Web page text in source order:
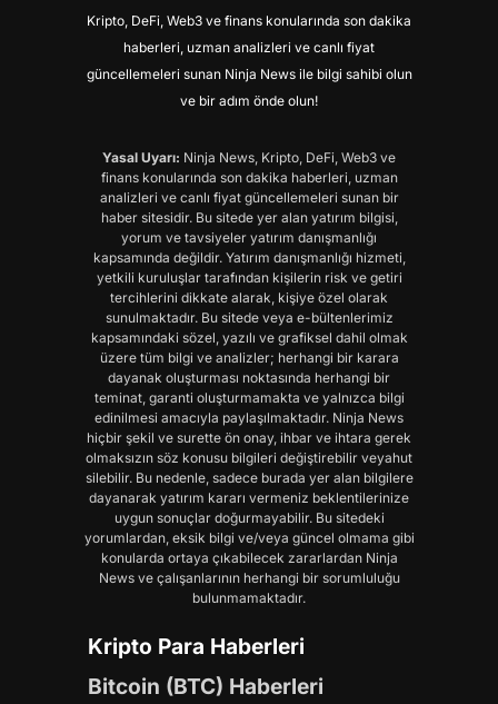
Kripto, DeFi, Web3 ve finans konularında son dakika
haberleri, uzman analizleri ve canlı fiyat
güncellemeleri sunan Ninja News ile bilgi sahibi olun
ve bir adım önde olun!
Yasal Uyarı: Ninja News, Kripto, DeFi, Web3 ve
finans konularında son dakika haberleri, uzman
analizleri ve canlı fiyat güncellemeleri sunan bir
haber sitesidir. Bu sitede yer alan yatırım bilgisi,
yorum ve tavsiyeler yatırım danışmanlığı
kapsamında değildir. Yatırım danışmanlığı hizmeti,
yetkili kuruluşlar tarafından kişilerin risk ve getiri
tercihlerini dikkate alarak, kişiye özel olarak
sunulmaktadır. Bu sitede veya e-bültenlerimiz
kapsamındaki sözel, yazılı ve grafiksel dahil olmak
üzere tüm bilgi ve analizler; herhangi bir karara
dayanak oluşturması noktasında herhangi bir
teminat, garanti oluşturmamakta ve yalnızca bilgi
edinilmesi amacıyla paylaşılmaktadır. Ninja News
hiçbir şekil ve surette ön onay, ihbar ve ihtara gerek
olmaksızın söz konusu bilgileri değiştirebilir veyahut
silebilir. Bu nedenle, sadece burada yer alan bilgilere
dayanarak yatırım kararı vermeniz beklentilerinize
uygun sonuçlar doğurmayabilir. Bu sitedeki
yorumlardan, eksik bilgi ve/veya güncel olmama gibi
konularda ortaya çıkabilecek zararlardan Ninja
News ve çalışanlarının herhangi bir sorumluluğu
bulunmamaktadır.
Kripto Para Haberleri
Bitcoin (BTC) Haberleri